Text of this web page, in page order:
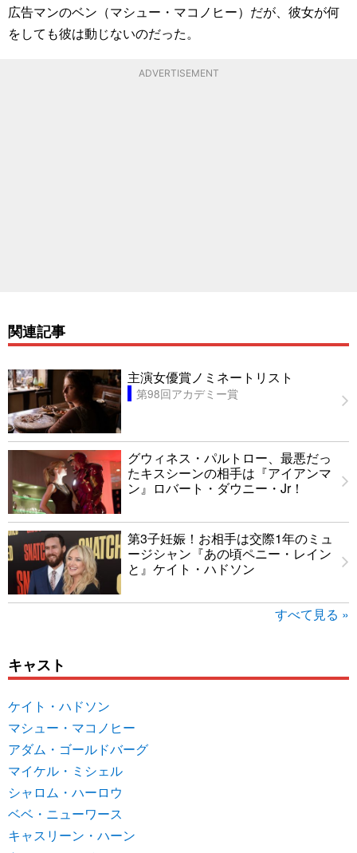
広告マンのベン（マシュー・マコノヒー）だが、彼女が何
をしても彼は動じないのだった。
ADVERTISEMENT
関連記事
主演女優賞ノミネートリスト
第98回アカデミー賞
グウィネス・パルトロー、最悪だっ
たキスシーンの相手は『アイアンマ
ン』ロバート・ダウニー・Jr！
第3子妊娠！お相手は交際1年のミュ
ージシャン『あの頃ペニー・レイン
と』ケイト・ハドソン
すべて見る »
キャスト
ケイト・ハドソン
マシュー・マコノヒー
アダム・ゴールドバーグ
マイケル・ミシェル
シャロム・ハーロウ
ベベ・ニューワース
キャスリーン・ハーン